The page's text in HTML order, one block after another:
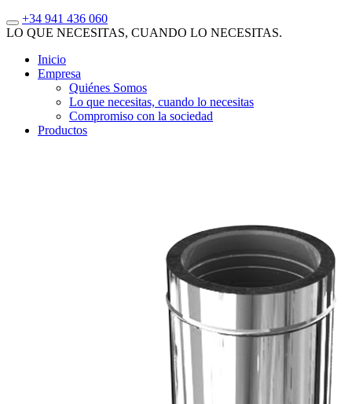
+34 941 436 060
LO QUE NECESITAS, CUANDO LO NECESITAS.
Inicio
Empresa
Quiénes Somos
Lo que necesitas, cuando lo necesitas
Compromiso con la sociedad
Productos